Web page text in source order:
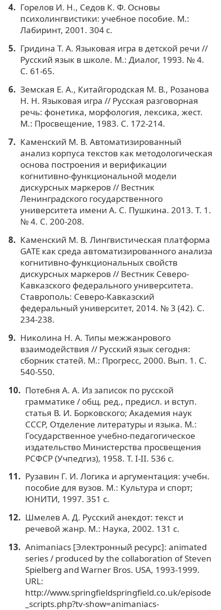
Горелов И. Н., Седов К. Ф. Основы
психолингвистики: учебное пособие. М.:
Лабиринт, 2001. 304 с.
Гридина Т. А. Языковая игра в детской речи //
Русский язык в школе. М.: Диалог, 1993. № 4.
С. 61-65.
Земская Е. А., Китайгородская М. В., Розанова
Н. Н. Языковая игра // Русская разговорная
речь: фонетика, морфология, лексика, жест.
М.: Просвещение, 1983. С. 172-214.
Каменский М. В. Автоматизированный
анализ корпуса текстов как методологическая
основа построения и верификации
когнитивно-функциональной модели
дискурсных маркеров // Вестник
Ленинградского государственного
университета имени А. С. Пушкина. 2013. Т. 1.
№ 4. С. 200-208.
Каменский М. В. Лингвистическая платформа
GATE как среда автоматизированного анализа
когнитивно-функциональных свойств
дискурсных маркеров // Вестник Северо-
Кавказского федерального университета.
Ставрополь: Северо-Кавказский
федеральный университет, 2014. № 3 (42). С.
234-238.
Николина Н. А. Типы межжанрового
взаимодействия // Русский язык сегодня:
сборник статей. М.: Прогресс, 2000. Вып. 1. С.
540-550.
Потебня А. А. Из записок по русской
грамматике / общ. ред., предисл. и вступ.
статья В. И. Борковского; Академия наук
СССР, Отделение литературы и языка. М.:
Государственное учебно-педагогическое
издательство Министерства просвещения
РСФСР (Учпедгиз), 1958. Т. I-II. 536 с.
Рузавин Г. И. Логика и аргументация: учебн.
пособие для вузов. М.: Культура и спорт;
ЮНИТИ, 1997. 351 с.
Шмелев А. Д. Русский анекдот: текст и
речевой жанр. М.: Наука, 2002. 131 с.
Animaniacs [Электронный ресурс]: animated
series / produced by the collaboration of Steven
Spielberg and Warner Bros. USA, 1993-1999.
URL:
http://www.springfieldspringfield.co.uk/episode
_scripts.php?tv-show=animaniacs-